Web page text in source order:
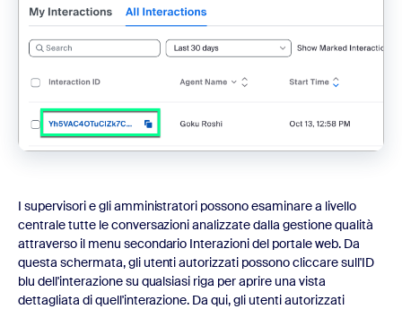
I supervisori e gli amministratori possono esaminare a livello
centrale tutte le conversazioni analizzate dalla gestione qualità
attraverso il menu secondario Interazioni del portale web. Da
questa schermata, gli utenti autorizzati possono cliccare sull'ID
blu dell'interazione su qualsiasi riga per aprire una vista
dettagliata di quell'interazione. Da qui, gli utenti autorizzati